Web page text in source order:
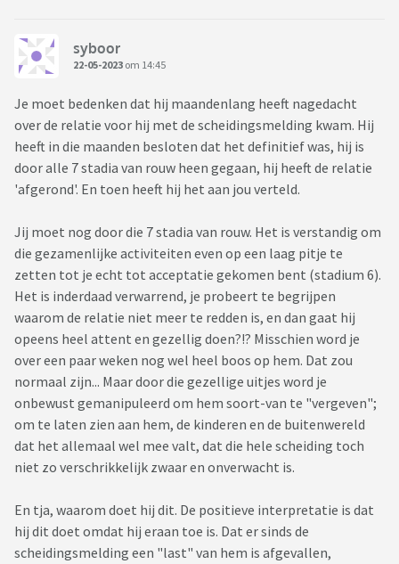
syboor
22-05-2023 om 14:45
Je moet bedenken dat hij maandenlang heeft nagedacht
over de relatie voor hij met de scheidingsmelding kwam. Hij
heeft in die maanden besloten dat het definitief was, hij is
door alle 7 stadia van rouw heen gegaan, hij heeft de relatie
'afgerond'. En toen heeft hij het aan jou verteld.
Jij moet nog door die 7 stadia van rouw. Het is verstandig om
die gezamenlijke activiteiten even op een laag pitje te
zetten tot je echt tot acceptatie gekomen bent (stadium 6).
Het is inderdaad verwarrend, je probeert te begrijpen
waarom de relatie niet meer te redden is, en dan gaat hij
opeens heel attent en gezellig doen?!? Misschien word je
over een paar weken nog wel heel boos op hem. Dat zou
normaal zijn... Maar door die gezellige uitjes word je
onbewust gemanipuleerd om hem soort-van te "vergeven";
om te laten zien aan hem, de kinderen en de buitenwereld
dat het allemaal wel mee valt, dat die hele scheiding toch
niet zo verschrikkelijk zwaar en onverwacht is.
En tja, waarom doet hij dit. De positieve interpretatie is dat
hij dit doet omdat hij eraan toe is. Dat er sinds de
scheidingsmelding een "last" van hem is afgevallen,